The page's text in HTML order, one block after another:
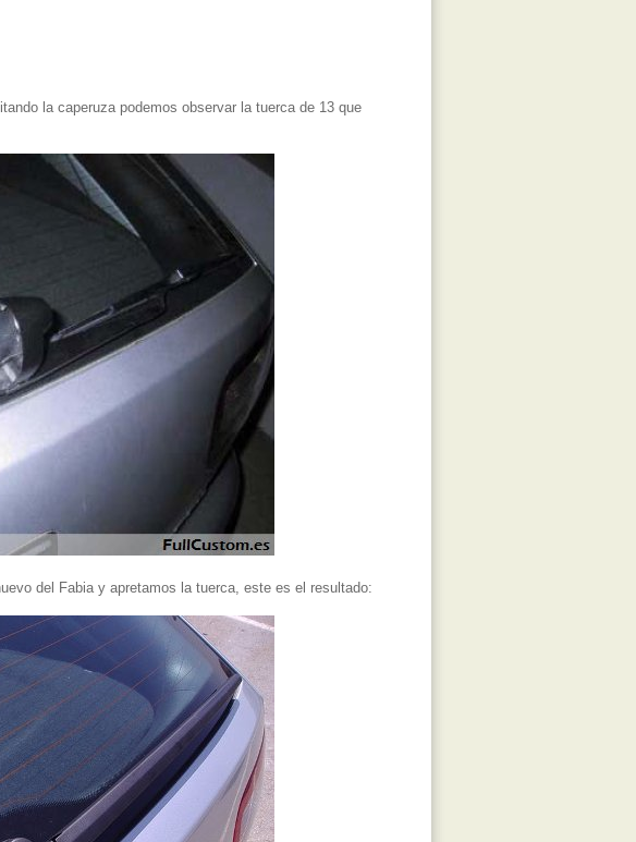
la caperuza podemos observar la tuerca de 13 que
del Fabia y apretamos la tuerca, este es el resultado: